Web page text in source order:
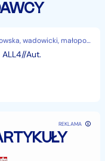
Kalwaria Zebrzydowska, wadowicki, małopolskie
ALL4//Aut.
REKLAMA